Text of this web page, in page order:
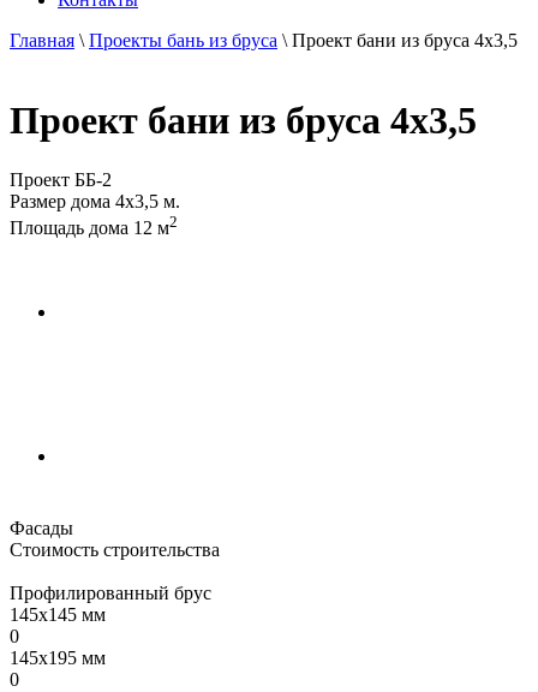
Главная \ Проекты бань из бруса \ Проект бани из бруса 4х3,5
Проект бани из бруса 4х3,5
Проект ББ-2
Размер дома 4х3,5 м.
Площадь дома 12 м2
Фасады
Стоимость строительства
Профилированный брус
145х145 мм
0
145х195 мм
0